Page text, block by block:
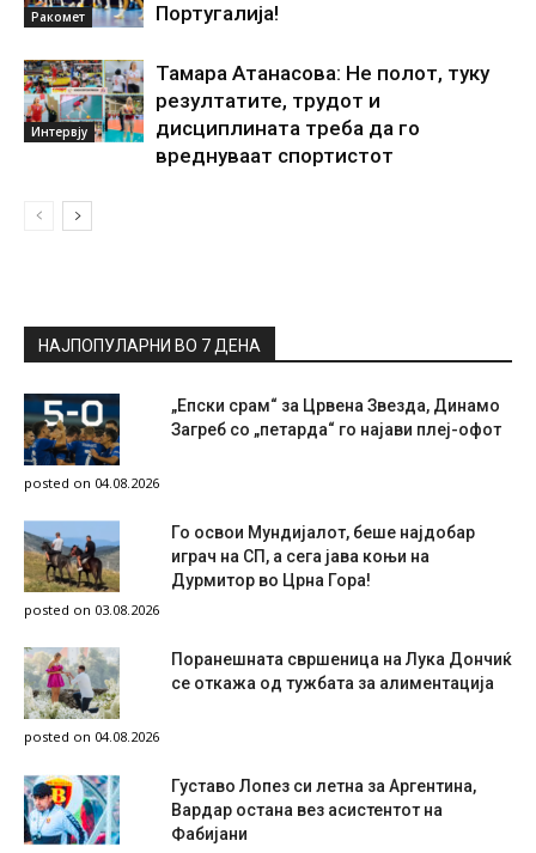
Ракомет
Португалија!
Интервју
Тамара Атанасова: Не полот, туку
резултатите, трудот и
дисциплината треба да го
вреднуваат спортистот
НАЈПОПУЛАРНИ ВО 7 ДЕНА
„Епски срам“ за Црвена Звезда, Динамо
Загреб со „петарда“ го најави плеј-офот
posted on 04.08.2026
Го освои Мундијалот, беше најдобар
играч на СП, а сега јава коњи на
Дурмитор во Црна Гора!
posted on 03.08.2026
Поранешната свршеница на Лука Дончиќ
се откажа од тужбата за алиментација
posted on 04.08.2026
Густаво Лопез си летна за Аргентина,
Вардар остана вез асистентот на
Фабијани